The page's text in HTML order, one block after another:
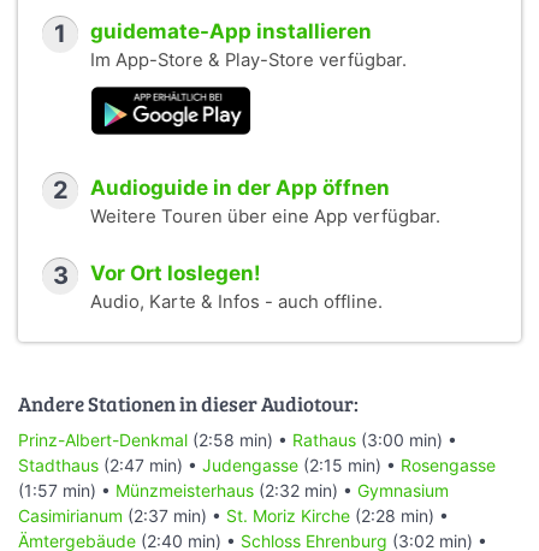
1 guidemate-App installieren
Im App-Store & Play-Store verfügbar.
2 Audioguide in der App öffnen
Weitere Touren über eine App verfügbar.
3 Vor Ort loslegen!
Audio, Karte & Infos - auch offline.
Andere Stationen in dieser Audiotour:
Prinz-Albert-Denkmal (2:58 min) • Rathaus (3:00 min) •
Stadthaus (2:47 min) • Judengasse (2:15 min) • Rosengasse
(1:57 min) • Münzmeisterhaus (2:32 min) • Gymnasium
Casimirianum (2:37 min) • St. Moriz Kirche (2:28 min) •
Ämtergebäude (2:40 min) • Schloss Ehrenburg (3:02 min) •